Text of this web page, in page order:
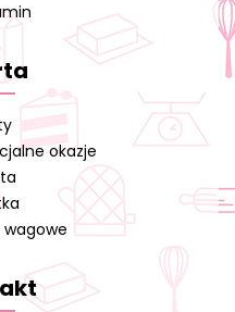
okazje